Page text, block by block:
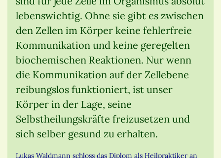
lebenswichtig. Ohne sie gibt es zwischen
den Zellen im Körper keine fehlerfreie
Kommunikation und keine geregelten
biochemischen Reaktionen. Nur wenn
die Kommunikation auf der Zellebene
reibungslos funktioniert, ist unser
Körper in der Lage, seine
Selbstheilungskräfte freizusetzen und
sich selber gesund zu erhalten.
Lukas Waldmann schloss das Diplom als Heilpraktiker an